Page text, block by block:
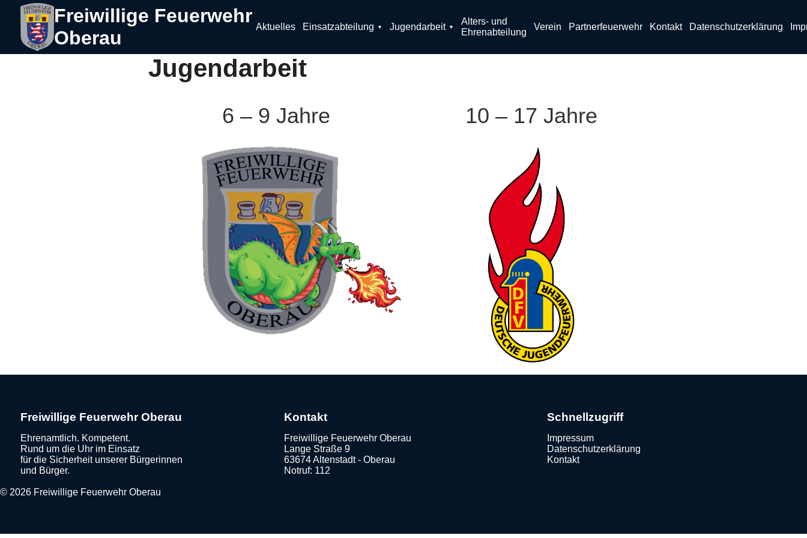
Freiwillige Feuerwehr
Oberau
Aktuelles Einsatzabteilung Jugendarbeit
Alters- und
Ehrenabteilung
Verein Partnerfeuerwehr Kontakt Datenschutzerklärung
Jugendarbeit
6 – 9 Jahre 10 – 17 Jahre
Freiwillige Feuerwehr Oberau
Ehrenamtlich. Kompetent.
Rund um die Uhr im Einsatz
für die Sicherheit unserer Bürgerinnen
und Bürger.
Kontakt
Freiwillige Feuerwehr Oberau
Lange Straße 9
63674 Altenstadt - Oberau
Notruf: 112
Schnellzugriff
Impressum
Datenschutzerklärung
Kontakt
© 2026 Freiwillige Feuerwehr Oberau